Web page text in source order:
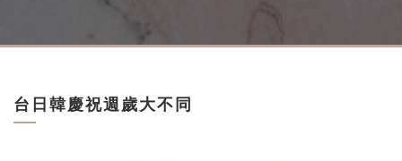
台日韓慶祝週歲大不同